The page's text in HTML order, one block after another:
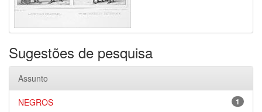
Sugestões de pesquisa
Assunto
1
NEGROS